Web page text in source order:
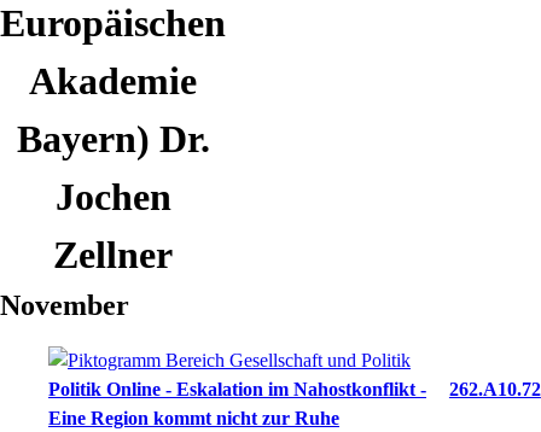
Europäischen
Akademie
Bayern) Dr.
Jochen
Zellner
November
Politik Online - Eskalation im Nahostkonflikt -
Eine Region kommt nicht zur Ruhe
262.A10.72